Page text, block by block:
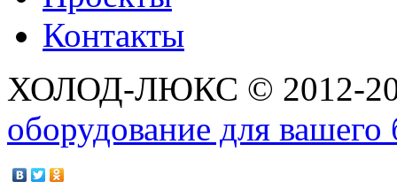
Контакты
ХОЛОД-ЛЮКС © 2012-
оборудование для вашего